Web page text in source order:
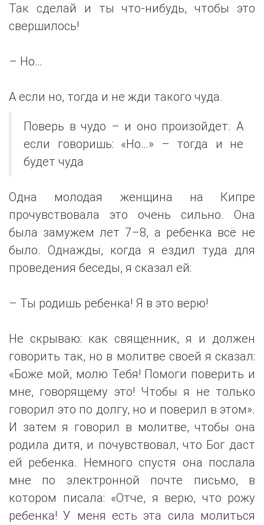
Так сделай и ты что-нибудь, чтобы это
свершилось!
– Но…
А если но, тогда и не жди такого чуда.
Поверь в чудо – и оно произойдет. А
если говоришь: «Но…» – тогда и не
будет чуда
Одна молодая женщина на Кипре
прочувствовала это очень сильно. Она
была замужем лет 7–8, а ребенка всё не
было. Однажды, когда я ездил туда для
проведения беседы, я сказал ей:
– Ты родишь ребенка! Я в это верю!
Не скрываю: как священник, я и должен
говорить так, но в молитве своей я сказал:
«Боже мой, молю Тебя! Помоги поверить и
мне, говорящему это! Чтобы я не только
говорил это по долгу, но и поверил в этом».
И затем я говорил в молитве, чтобы она
родила дитя, и почувствовал, что Бог даст
ей ребенка. Немного спустя она послала
мне по электронной почте письмо, в
котором писала: «Отче, я верю, что рожу
ребенка! У меня есть эта сила молиться